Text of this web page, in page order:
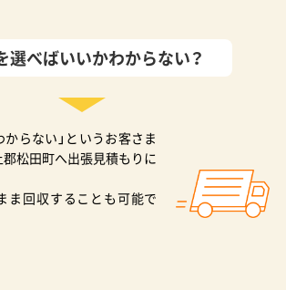
選べばいいかわからない？
からない」というお客さま
郡松田町へ出張見積もりに
ま回収することも可能で